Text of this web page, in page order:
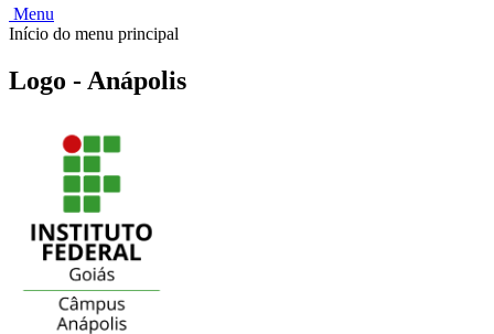
Menu
Início do menu principal
Logo - Anápolis